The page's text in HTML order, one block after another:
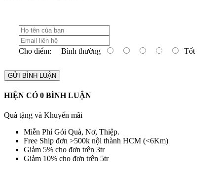
Cho điểm: Bình thường Tốt
GỬI BÌNH LUẬN
HIỆN CÓ 0 BÌNH LUẬN
Quà tặng và Khuyến mãi
Miễn Phí Gói Quà, Nơ, Thiệp.
Free Ship đơn >500k nội thành HCM (<6Km)
Giảm 5% cho đơn trên 3tr
Giảm 10% cho đơn trên 5tr